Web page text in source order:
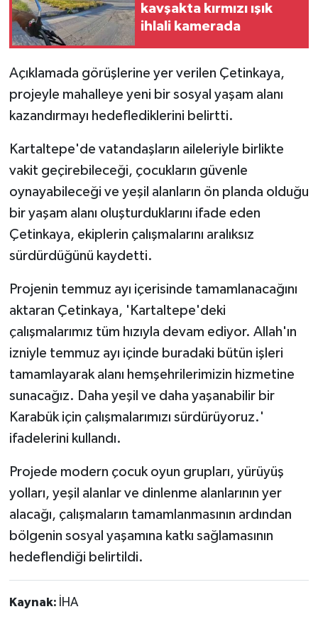
kavşakta kırmızı ışık
ihlali kamerada
Açıklamada görüşlerine yer verilen Çetinkaya,
projeyle mahalleye yeni bir sosyal yaşam alanı
kazandırmayı hedeflediklerini belirtti.
Kartaltepe'de vatandaşların aileleriyle birlikte
vakit geçirebileceği, çocukların güvenle
oynayabileceği ve yeşil alanların ön planda olduğu
bir yaşam alanı oluşturduklarını ifade eden
Çetinkaya, ekiplerin çalışmalarını aralıksız
sürdürdüğünü kaydetti.
Projenin temmuz ayı içerisinde tamamlanacağını
aktaran Çetinkaya, 'Kartaltepe'deki
çalışmalarımız tüm hızıyla devam ediyor. Allah'ın
izniyle temmuz ayı içinde buradaki bütün işleri
tamamlayarak alanı hemşehrilerimizin hizmetine
sunacağız. Daha yeşil ve daha yaşanabilir bir
Karabük için çalışmalarımızı sürdürüyoruz.'
ifadelerini kullandı.
Projede modern çocuk oyun grupları, yürüyüş
yolları, yeşil alanlar ve dinlenme alanlarının yer
alacağı, çalışmaların tamamlanmasının ardından
bölgenin sosyal yaşamına katkı sağlamasının
hedeflendiği belirtildi.
Kaynak: İHA